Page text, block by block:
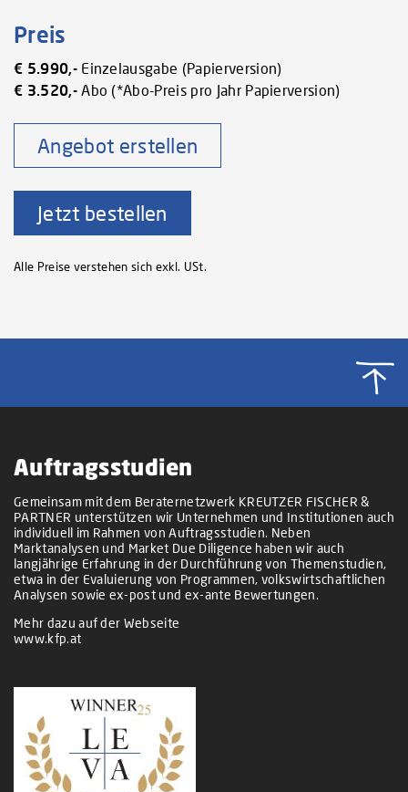
Preis
€ 5.990,-Einzelausgabe (Papierversion)
€ 3.520,-Abo (*Abo-Preis pro Jahr Papierversion)
Angebot erstellen
Jetzt bestellen
Alle Preise verstehen sich exkl. USt.
Auftragsstudien
Gemeinsam mit dem Beraternetzwerk KREUTZER FISCHER &
PARTNER unterstützen wir Unternehmen und Institutionen auch
individuell im Rahmen von Auftragsstudien. Neben
Marktanalysen und Market Due Diligence haben wir auch
langjährige Erfahrung in der Durchführung von Themenstudien,
etwa in der Evaluierung von Programmen, volkswirtschaftlichen
Analysen sowie ex-post und ex-ante Bewertungen.
Mehr dazu auf der Webseite
www.kfp.at